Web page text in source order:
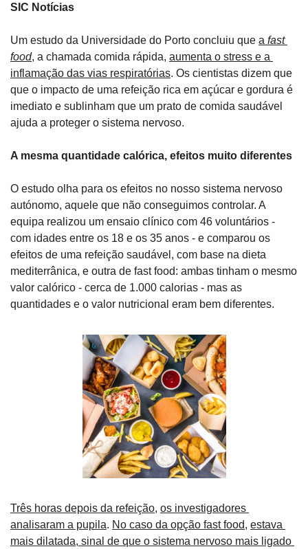
SIC Notícias
Um estudo da Universidade do Porto concluiu que a fast
food, a chamada comida rápida, aumenta o stress e a
inflamação das vias respiratórias. Os cientistas dizem que
que o impacto de uma refeição rica em açúcar e gordura é
imediato e sublinham que um prato de comida saudável
ajuda a proteger o sistema nervoso.
A mesma quantidade calórica, efeitos muito diferentes
O estudo olha para os efeitos no nosso sistema nervoso
autónomo, aquele que não conseguimos controlar. A
equipa realizou um ensaio clínico com 46 voluntários -
com idades entre os 18 e os 35 anos - e comparou os
efeitos de uma refeição saudável, com base na dieta
mediterrânica, e outra de fast food: ambas tinham o mesmo
valor calórico - cerca de 1.000 calorias - mas as
quantidades e o valor nutricional eram bem diferentes.
Três horas depois da refeição, os investigadores
analisaram a pupila. No caso da opção fast food, estava
mais dilatada, sinal de que o sistema nervoso mais ligado